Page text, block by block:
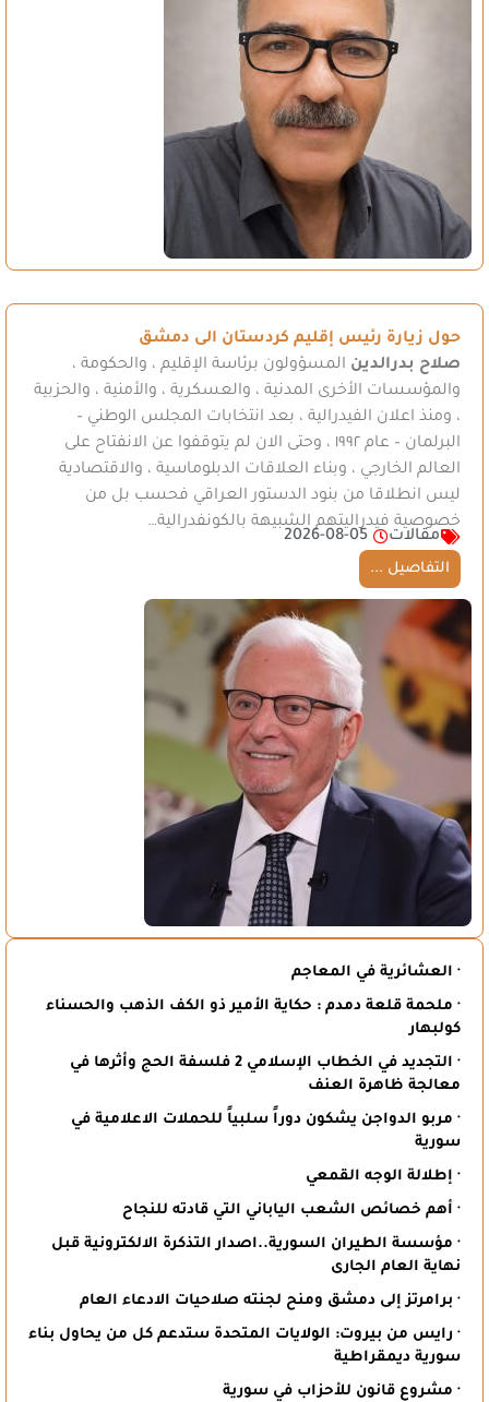
حول زيارة رئيس إقليم كردستان الى دمشق
صلاح بدرالدين المسؤولون برئاسة الإقليم ، والحكومة ،
والمؤسسات الأخرى المدنية ، والعسكرية ، والأمنية ، والحزبية
، ومنذ اعلان الفيدرالية ، بعد انتخابات المجلس الوطني –
البرلمان – عام ١٩٩٢ ، وحتى الان لم يتوقفوا عن الانفتاح على
العالم الخارجي ، وبناء العلاقات الدبلوماسية ، والاقتصادية
ليس انطلاقا من بنود الدستور العراقي فحسب بل من
خصوصية فيدراليتهم الشبيهة بالكونفدرالية…
مقالات
2026-08-05
التفاصيل ...
· العشائرية في المعاجم
· ملحمة قلعة دمدم : حكاية الأمير ذو الكف الذهب والحسناء
كولبهار
· التجديد في الخطاب الإسلامي 2 فلسفة الحج وأثرها في
معالجة ظاهرة العنف
· مربو الدواجن يشكون دوراً سلبياً للحملات الاعلامية في
سورية
· إطلالة الوجه القمعي
· أهم خصائص الشعب الياباني التي قادته للنجاح
· مؤسسة الطيران السورية..اصدار التذكرة الالكترونية قبل
نهاية العام الجارى
· برامرتز إلى دمشق ومنح لجنته صلاحيات الادعاء العام
· رايس من بيروت: الولايات المتحدة ستدعم كل من يحاول بناء
سورية ديمقراطية
· مشروع قانون للأحزاب في سورية